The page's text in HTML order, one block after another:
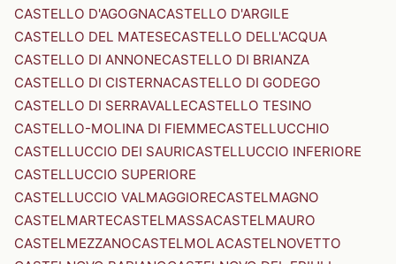
CASTELLO D'AGOGNACASTELLO D'ARGILE
CASTELLO DEL MATESECASTELLO DELL'ACQUA
CASTELLO DI ANNONECASTELLO DI BRIANZA
CASTELLO DI CISTERNACASTELLO DI GODEGO
CASTELLO DI SERRAVALLECASTELLO TESINO
CASTELLO-MOLINA DI FIEMMECASTELLUCCHIO
CASTELLUCCIO DEI SAURICASTELLUCCIO INFERIORE
CASTELLUCCIO SUPERIORE
CASTELLUCCIO VALMAGGIORECASTELMAGNO
CASTELMARTECASTELMASSACASTELMAURO
CASTELMEZZANOCASTELMOLACASTELNOVETTO